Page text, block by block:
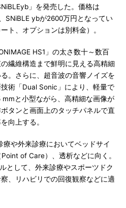
」を発売した。価格は
SNiBLE ybが2600万円となってい
ト、オプションは別料金）。
HS1」の太さ数十～数百
繊維構造まで鮮明に見える高精細
。さらに、超音波の音響ノイズを
術「Dual Sonic」により、軽量で
と小型ながら、高精細な画像が
タンと画面上のタッチパネルで直
向上する。
や外来診療においてベッドサイ
of Care）、透析などに向く。
として、外来診療やスポーツドク
、リハビリでの回復観察などに適